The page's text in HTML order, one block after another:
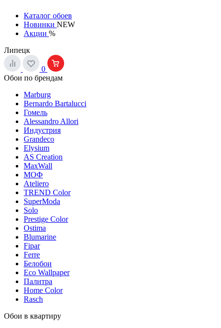
Каталог обоев
Новинки NEW
Акции %
Липецк
0
Обои по брендам
Marburg
Bernardo Bartalucci
Гомель
Alessandro Allori
Индустрия
Grandeco
Elysium
AS Creation
MaxWall
МОФ
Ateliero
TREND Color
SuperModa
Solo
Prestige Color
Ostima
Blumarine
Fipar
Ferre
Белобои
Eco Wallpaper
Палитра
Home Color
Rasch
Обои в квартиру